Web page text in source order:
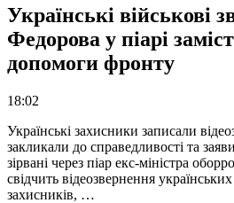
Українські військові
Федорова у піарі
допомоги фронту
18:02
Українські захисники записали
закликали до справедливості та
зірвані через піар екс-міністра
свідчить відеозвернення
захисників, …